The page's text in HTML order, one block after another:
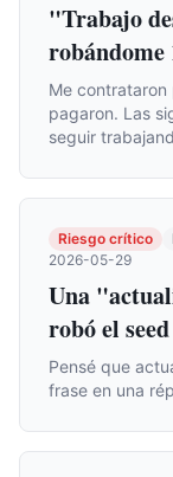
"Trabajo
robándome
Me contrataron
pagaron. Las
seguir
Riesgo crítico
2026-05-29
Una
robó el seed
Pensé que
frase en una